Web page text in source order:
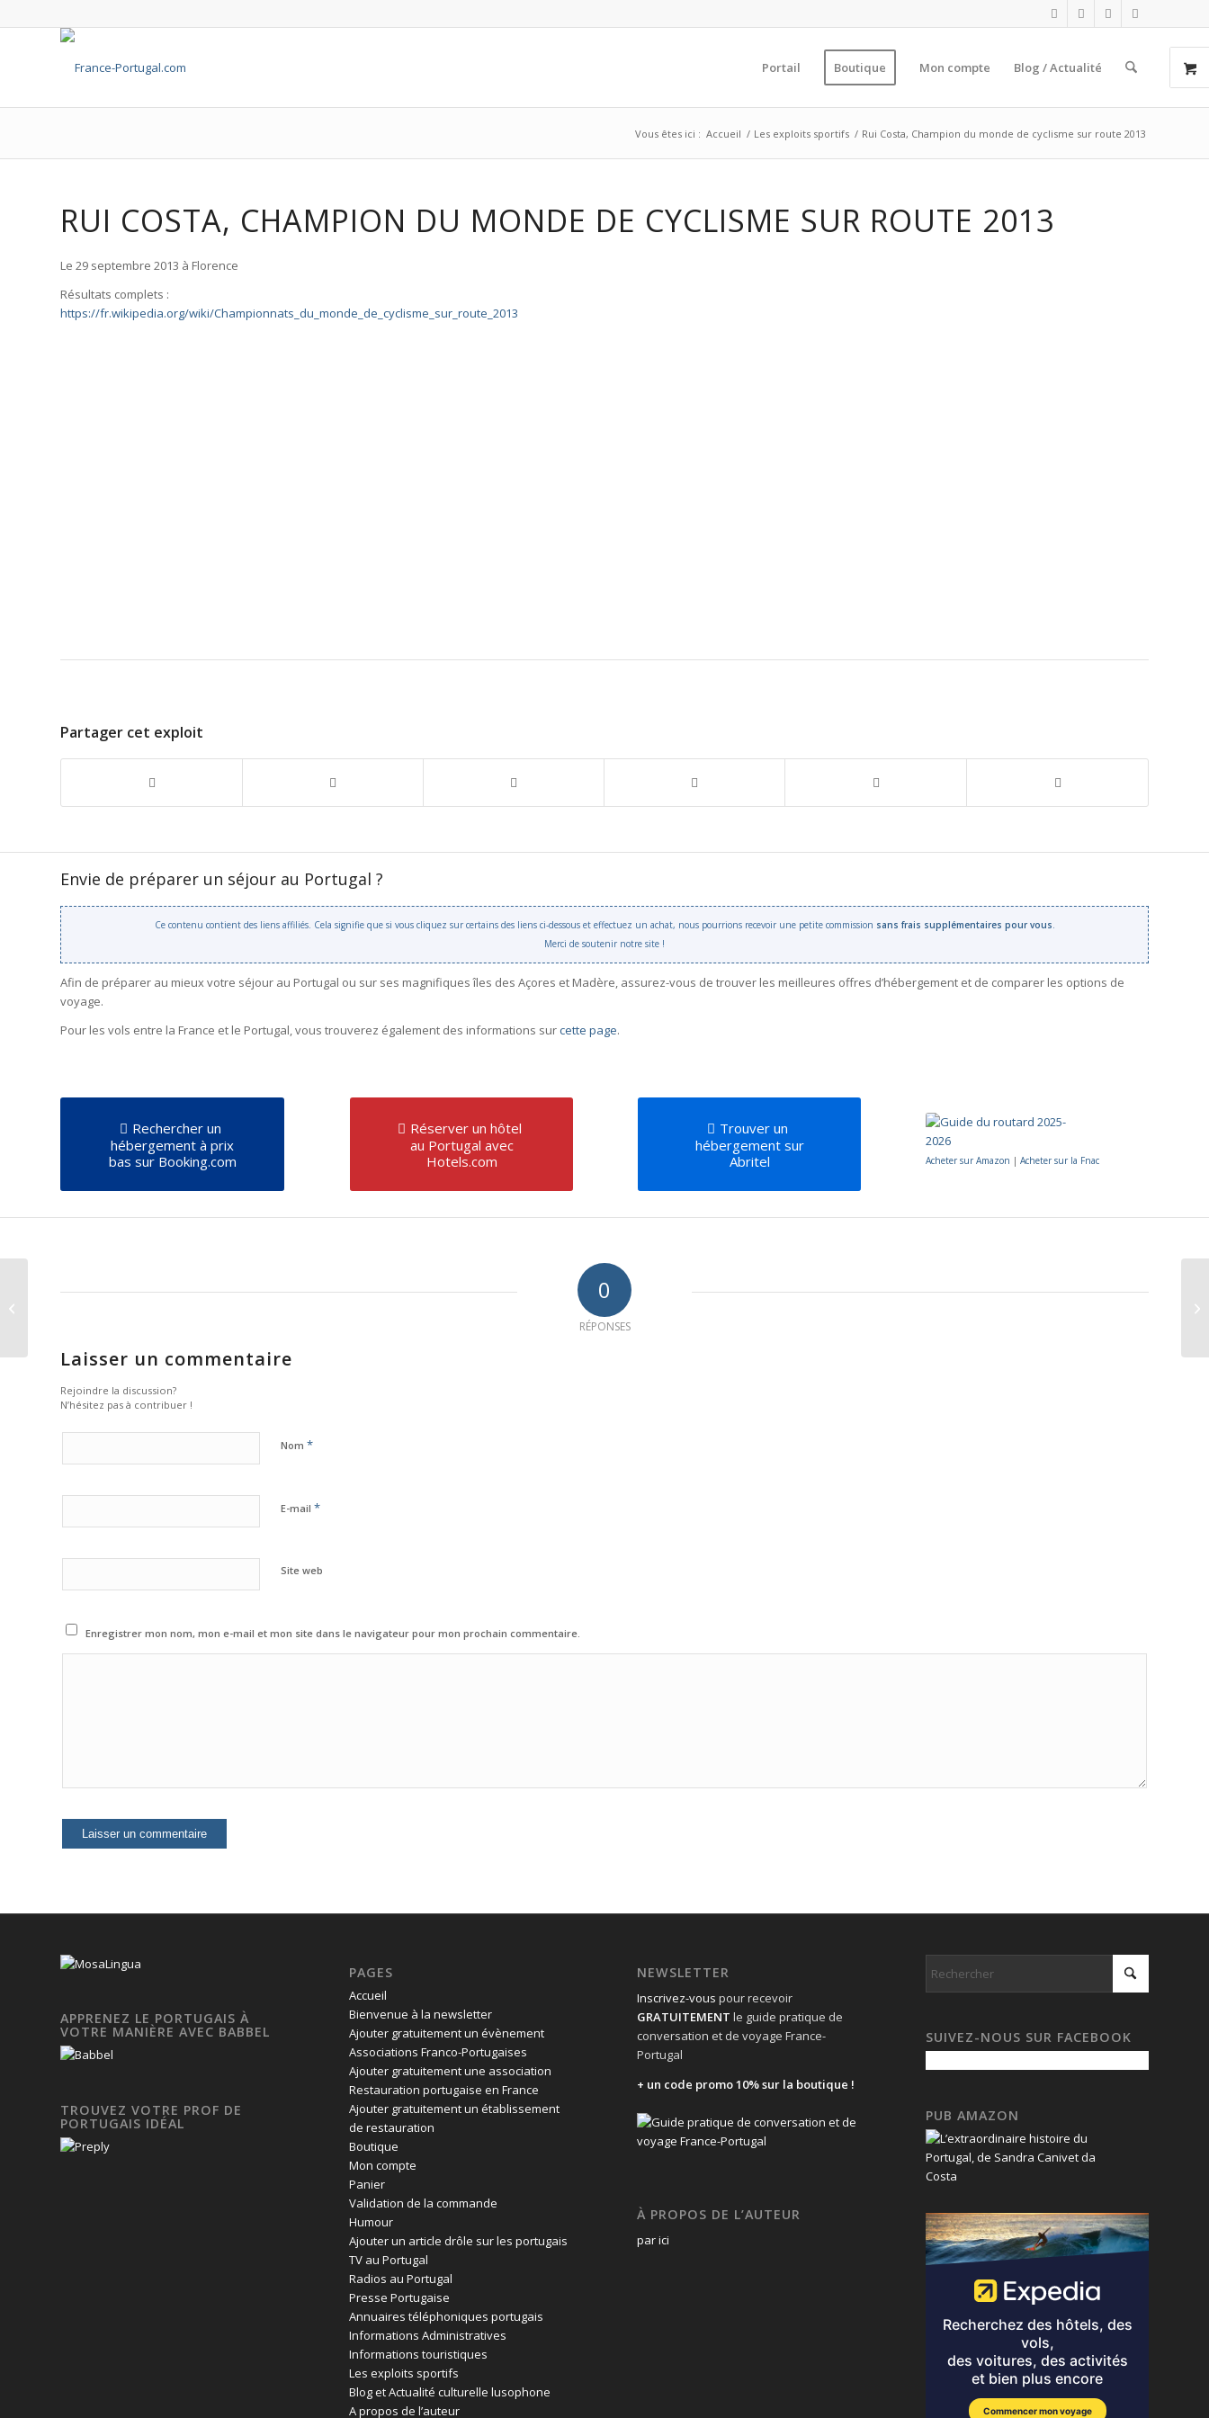
Portail Boutique Mon compte Blog / Actualité
Vous êtes ici : Accueil / Les exploits sportifs / Rui Costa, Champion du monde de cyclisme sur route 2013
RUI COSTA, CHAMPION DU MONDE DE CYCLISME SUR ROUTE 2013
Le 29 septembre 2013 à Florence
Résultats complets :
https://fr.wikipedia.org/wiki/Championnats_du_monde_de_cyclisme_sur_route_2013
Partager cet exploit
Envie de préparer un séjour au Portugal ?
Ce contenu contient des liens affiliés. Cela signifie que si vous cliquez sur certains des liens ci-dessous et effectuez un achat, nous pourrions recevoir une petite commission sans frais supplémentaires pour vous.
Merci de soutenir notre site !
Afin de préparer au mieux votre séjour au Portugal ou sur ses magnifiques îles des Açores et Madère, assurez-vous de trouver les meilleures offres d’hébergement et de comparer les options de
voyage.
Pour les vols entre la France et le Portugal, vous trouverez également des informations surcette page.
Rechercher un
hébergement à prix
bas sur Booking.com
Réserver un hôtel
au Portugal avec
Hotels.com
Trouver un
hébergement sur
Abritel
Acheter sur Amazon | Acheter sur la Fnac
0
RÉPONSES
Laisser un commentaire
Rejoindre la discussion?
N’hésitez pas à contribuer !
Nom *
E-mail *
Site web
Enregistrer mon nom, mon e-mail et mon site dans le navigateur pour mon prochain commentaire.
APPRENEZ LE PORTUGAIS À
VOTRE MANIÈRE AVEC BABBEL
TROUVEZ VOTRE PROF DE
PORTUGAIS IDÉAL
PAGES
Accueil
Bienvenue à la newsletter
Ajouter gratuitement un évènement
Associations Franco-Portugaises
Ajouter gratuitement une association
Restauration portugaise en France
Ajouter gratuitement un établissement
de restauration
Boutique
Mon compte
Panier
Validation de la commande
Humour
Ajouter un article drôle sur les portugais
TV au Portugal
Radios au Portugal
Presse Portugaise
Annuaires téléphoniques portugais
Informations Administratives
Informations touristiques
Les exploits sportifs
Blog et Actualité culturelle lusophone
A propos de l’auteur
NEWSLETTER
Inscrivez-vous pour recevoir
GRATUITEMENT le guide pratique de
conversation et de voyage France-
Portugal
+ un code promo 10% sur la boutique !
À PROPOS DE L’AUTEUR
par ici
SUIVEZ-NOUS SUR FACEBOOK
PUB AMAZON